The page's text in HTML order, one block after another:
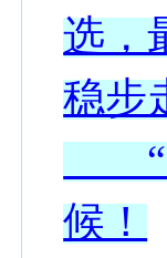
选，
稳步
“中
候！